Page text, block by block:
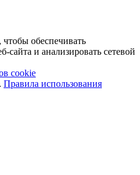
обеспечивать
сайта и анализировать сетевой
cookie
Правила использования